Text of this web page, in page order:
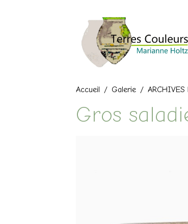
Accueil Galerie ARCHIVES
Gros